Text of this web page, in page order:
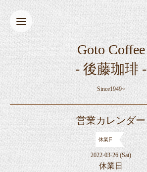
Goto Coffee
- 後藤珈琲 -
Since1949~
営業カレンダー
休業日
2022-03-26 (Sat)
休業日